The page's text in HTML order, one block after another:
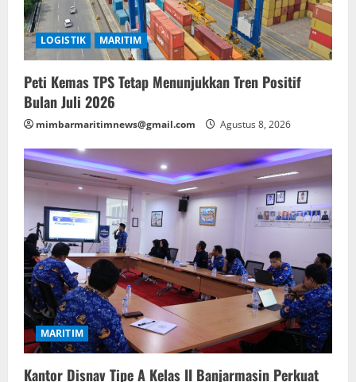
LOGISTIK MARITIM
Peti Kemas TPS Tetap Menunjukkan Tren Positif
Bulan Juli 2026
mimbarmaritimnews@gmail.com Agustus 8, 2026
MARITIM
Kantor Disnav Tipe A Kelas II Banjarmasin Perkuat